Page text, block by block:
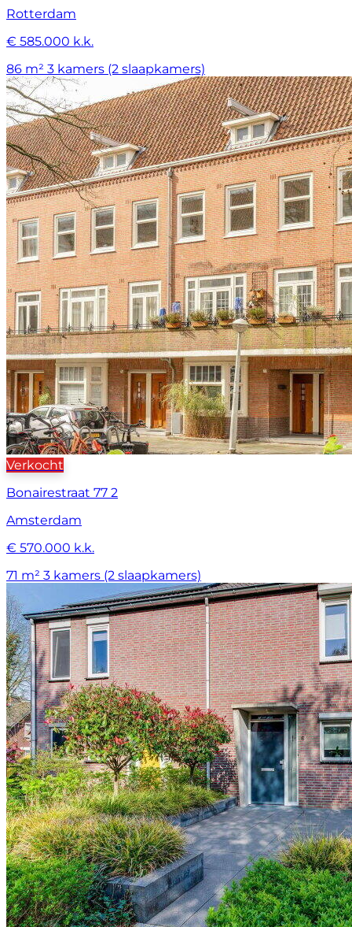
Rotterdam
€ 585.000 k.k.
86 m² 3 kamers (2 slaapkamers)
Verkocht
Bonairestraat 77 2
Amsterdam
€ 570.000 k.k.
71 m² 3 kamers (2 slaapkamers)